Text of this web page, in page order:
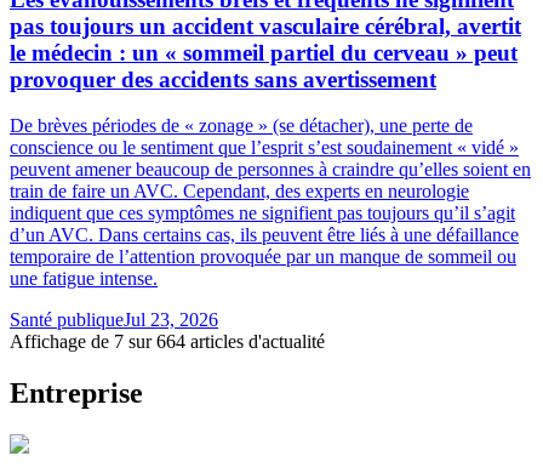
pas toujours un accident vasculaire cérébral, avertit
le médecin : un « sommeil partiel du cerveau » peut
provoquer des accidents sans avertissement
De brèves périodes de « zonage » (se détacher), une perte de
conscience ou le sentiment que l’esprit s’est soudainement « vidé »
peuvent amener beaucoup de personnes à craindre qu’elles soient en
train de faire un AVC. Cependant, des experts en neurologie
indiquent que ces symptômes ne signifient pas toujours qu’il s’agit
d’un AVC. Dans certains cas, ils peuvent être liés à une défaillance
temporaire de l’attention provoquée par un manque de sommeil ou
une fatigue intense.
Santé publiqueJul 23, 2026
Affichage de 7 sur 664 articles d'actualité
Entreprise